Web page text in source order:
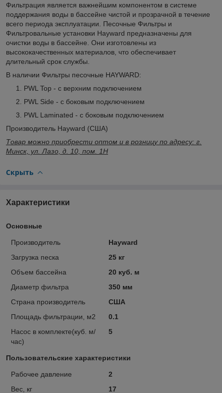
Фильтрация является важнейшим компонентом в системе
поддержания воды в бассейне чистой и прозрачной в течение
всего периода эксплуатации. Песочные Фильтры и
Фильтровальные установки Hayward предназначены для
очистки воды в бассейне. Они изготовлены из
высококачественных материалов, что обеспечивает
длительный срок службы.
В наличии Фильтры песочные HAYWARD:
PWL Top - с верхним подключением
PWL Side - с боковым подключением
PWL Laminated - с боковым подключением
Производитель Hayward (США)
Товар можно приобрести оптом и в розницу по адресу: г.
Минск, ул. Лазо, д. 10, пом. 1Н
Скрыть
Характеристики
Основные
Производитель
Hayward
Загрузка песка
25 кг
Объем бассейна
20 куб. м
Диаметр фильтра
350 мм
Страна производитель
США
Площадь фильтрации, м2
0.1
Насос в комплекте(куб. м/
час)
5
Пользовательские характеристики
Рабочее давление
2
Вес, кг
17